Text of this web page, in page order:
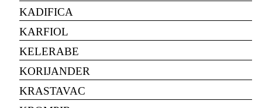
KADIFICA
KARFIOL
KELERABE
KORIJANDER
KRASTAVAC